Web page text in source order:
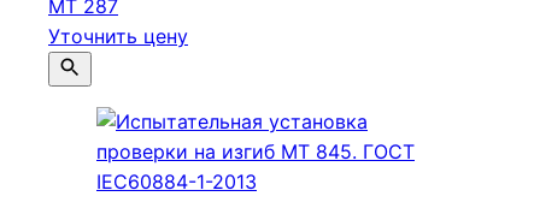
МТ 287
Уточнить цену